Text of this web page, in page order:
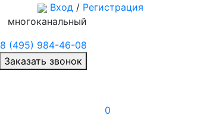
Вход / Регистрация
многоканальный
8 (495) 984-46-08
Заказать звонок
0